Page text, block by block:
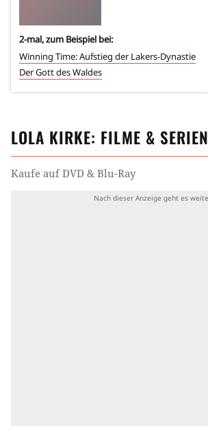
2-mal, zum Beispiel bei:
Winning Time: Aufstieg der Lakers-Dynastie
Der Gott des Waldes
LOLA KIRKE: FILME & SERIEN
Kaufe auf DVD & Blu-Ray